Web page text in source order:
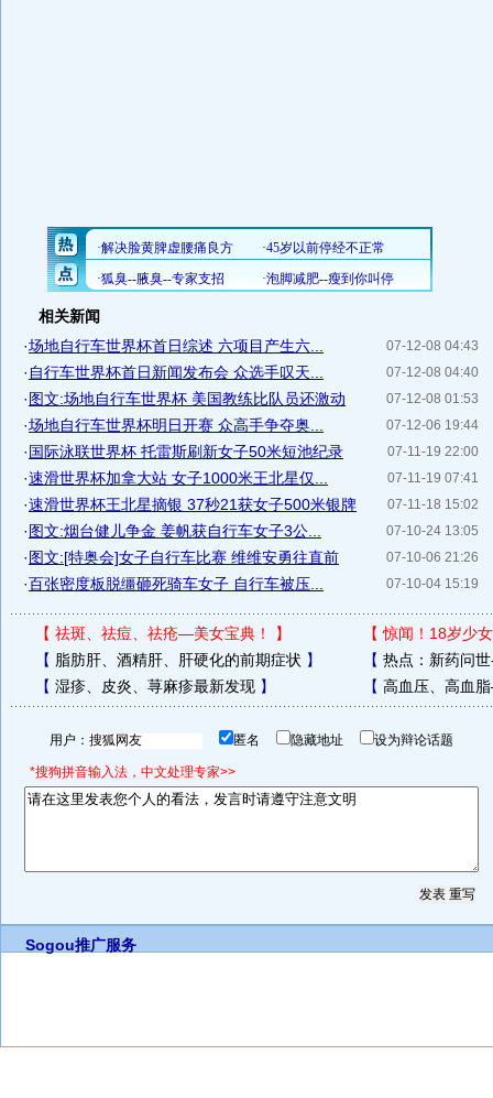
相关新闻
07-12-08 04:43
·场地自行车世界杯首日综述 六项目产生六...
07-12-08 04:40
· 自行车世界杯首日新闻发布会 众选手叹天...
07-12-08 01:53
·图文:场地自行车世界杯 美国教练比队员还激动
07-12-06 19:44
·场地自行车世界杯明日开赛 众高手争夺奥...
07-11-19 22:00
·国际泳联世界杯 托雷斯刷新女子50米短池纪录
07-11-19 07:41
·速滑世界杯加拿大站 女子1000米王北星仅...
07-11-18 15:02
·速滑世界杯王北星摘银 37秒21获女子500米银牌
07-10-24 13:05
·图文:烟台健儿争金 姜帆获自行车女子3公...
07-10-06 21:26
·图文:[特奥会]女子自行车比赛 维维安勇往直前
07-10-04 15:19
·百张密度板脱缰砸死骑车女子 自行车被压...
【 祛斑、祛痘、祛疮—美女宝典！ 】 【惊闻！18岁少
【 脂肪肝、酒精肝、肝硬化的前期症状 】 【 热点：新药问
【 湿疹、皮炎、荨麻疹最新发现】 【 高血压、高血
用户： 匿名 隐藏地址 设为辩论话题
*搜狗拼音输入法，中文处理专家>>
Sogou推广服务